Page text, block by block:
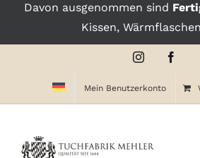
Davon ausgenommen sind
Kissen,
Instagram
Mein Benutzerkonto